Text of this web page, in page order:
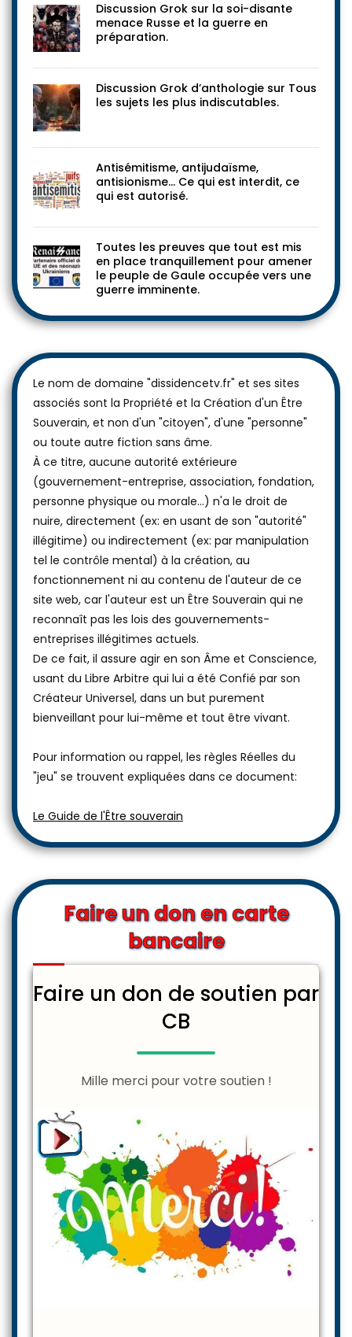
Discussion Grok sur la soi-disante
menace Russe et la guerre en
préparation.
Discussion Grok d’anthologie sur Tous
les sujets les plus indiscutables.
Antisémitisme, antijudaïsme,
antisionisme… Ce qui est interdit, ce
qui est autorisé.
Toutes les preuves que tout est mis
en place tranquillement pour amener
le peuple de Gaule occupée vers une
guerre imminente.
Le nom de domaine "dissidencetv.fr" et ses sites
associés sont la Propriété et la Création d'un Être
Souverain, et non d'un "citoyen", d'une "personne"
ou toute autre fiction sans âme.
À ce titre, aucune autorité extérieure
(gouvernement-entreprise, association, fondation,
personne physique ou morale...) n'a le droit de
nuire, directement (ex: en usant de son "autorité"
illégitime) ou indirectement (ex: par manipulation
tel le contrôle mental) à la création, au
fonctionnement ni au contenu de l'auteur de ce
site web, car l'auteur est un Être Souverain qui ne
reconnaît pas les lois des gouvernements-
entreprises illégitimes actuels.
De ce fait, il assure agir en son Âme et Conscience,
usant du Libre Arbitre qui lui a été Confié par son
Créateur Universel, dans un but purement
bienveillant pour lui-même et tout être vivant.
Pour information ou rappel, les règles Réelles du
"jeu" se trouvent expliquées dans ce document:
Le Guide de l'Être souverain
Faire un don en carte
bancaire
Faire un don de soutien par
CB
Mille merci pour votre soutien !